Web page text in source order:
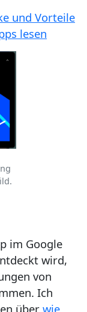
und Vorteile
lesen
im Google
wird,
von
Ich
über wie